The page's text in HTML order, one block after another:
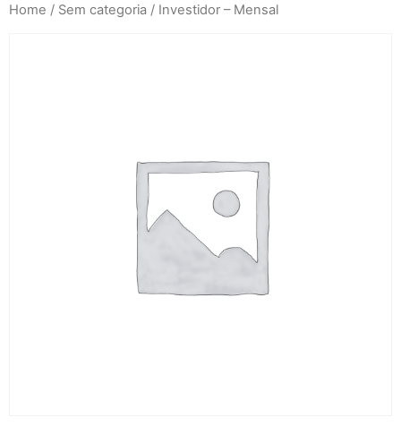
Home / Sem categoria / Investidor – Mensal